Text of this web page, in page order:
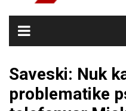
Saveski: Nuk
problematike